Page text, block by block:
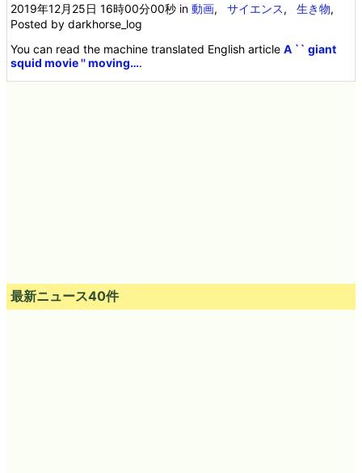
2019年12月25日 16時00分00秒 in動画,サイエンス,生き物,
Posted by darkhorse_log
You can read the machine translated English articleA `` giant
squid movie '' moving….
最新ニュース40件